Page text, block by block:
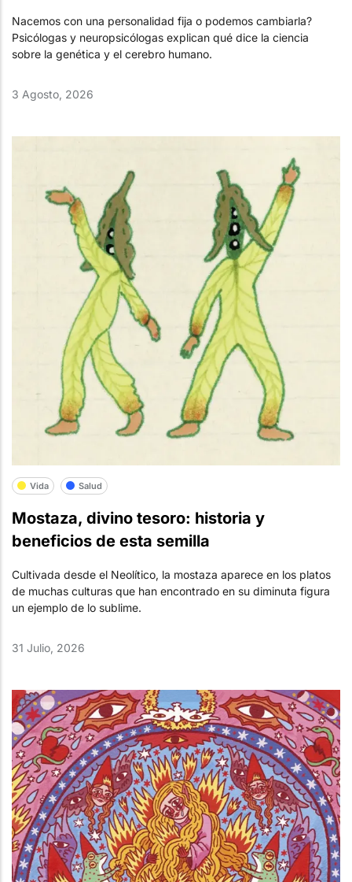
Nacemos con una personalidad fija o podemos cambiarla?
Psicólogas y neuropsicólogas explican qué dice la ciencia
sobre la genética y el cerebro humano.
3 Agosto, 2026
Vida Salud
Mostaza, divino tesoro: historia y
beneficios de esta semilla
Cultivada desde el Neolítico, la mostaza aparece en los platos
de muchas culturas que han encontrado en su diminuta figura
un ejemplo de lo sublime.
31 Julio, 2026